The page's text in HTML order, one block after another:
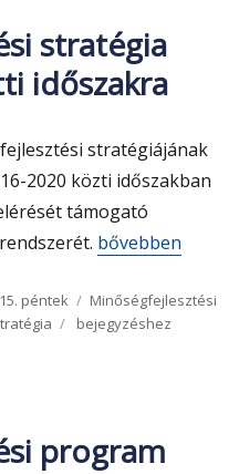
stratégia
időszakra
stratégiájának
2020 közti időszakban
támogató
bővebben
péntek Kategória
Minőségfejlesztési
Minőségfejlesztési
bejegyzéshez
program